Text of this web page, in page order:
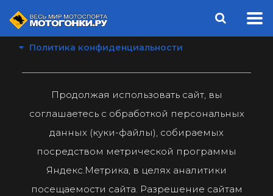
Политика конфиденциальности
Продолжая использовать сайт, вы
соглашаетесь с обработкой персональных
данных (куки-файлы), собираемых
посредством метрической программы
Яндекс.Метрика, в целях аналитики
посещаемости сайта. Разрешение сайтам